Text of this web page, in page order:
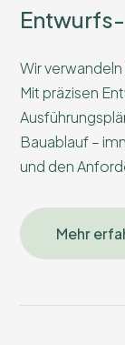
Wir
Mit präzisen
Bauablauf –
und den
Mehr